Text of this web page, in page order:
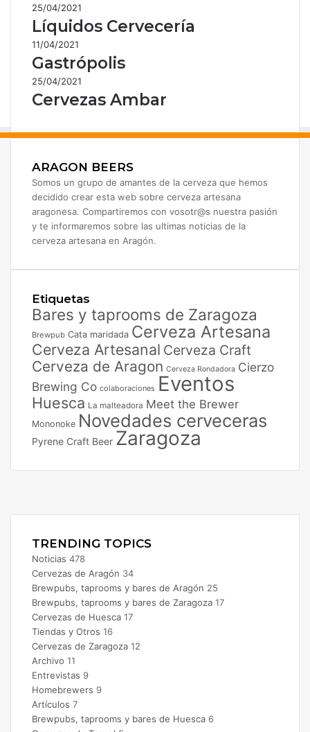
25/04/2021
Líquidos Cervecería
11/04/2021
Gastrópolis
25/04/2021
Cervezas Ambar
ARAGON BEERS
Somos un grupo de amantes de la cerveza que hemos
decidido crear esta web sobre cerveza artesana
aragonesa. Compartiremos con vosotr@s nuestra pasión
y te informaremos sobre las ultimas noticias de la
cerveza artesana en Aragón.
Etiquetas
Bares y taprooms de Zaragoza
Brewpub Cata maridada Cerveza Artesana
Cerveza Artesanal Cerveza Craft
Cerveza de Aragon Cerveza Rondadora Cierzo
Brewing Co colaboraciones Eventos
Huesca La malteadora Meet the Brewer
Mononoke Novedades cerveceras
Pyrene Craft Beer Zaragoza
TRENDING TOPICS
Noticias 478
Cervezas de Aragón 34
Brewpubs, taprooms y bares de Aragón 25
Brewpubs, taprooms y bares de Zaragoza 17
Cervezas de Huesca 17
Tiendas y Otros 16
Cervezas de Zaragoza 12
Archivo 11
Entrevistas 9
Homebrewers 9
Artículos 7
Brewpubs, taprooms y bares de Huesca 6